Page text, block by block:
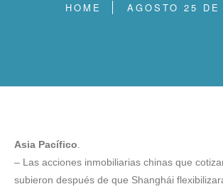
HOME AGOSTO 25 DE
Asia Pacífico
– Las acciones inmobiliarias chinas que
subieron después de que Shanghái